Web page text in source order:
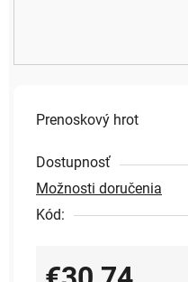
Prenoskový hrot
Dostupnosť
Možnosti doručenia
Kód: